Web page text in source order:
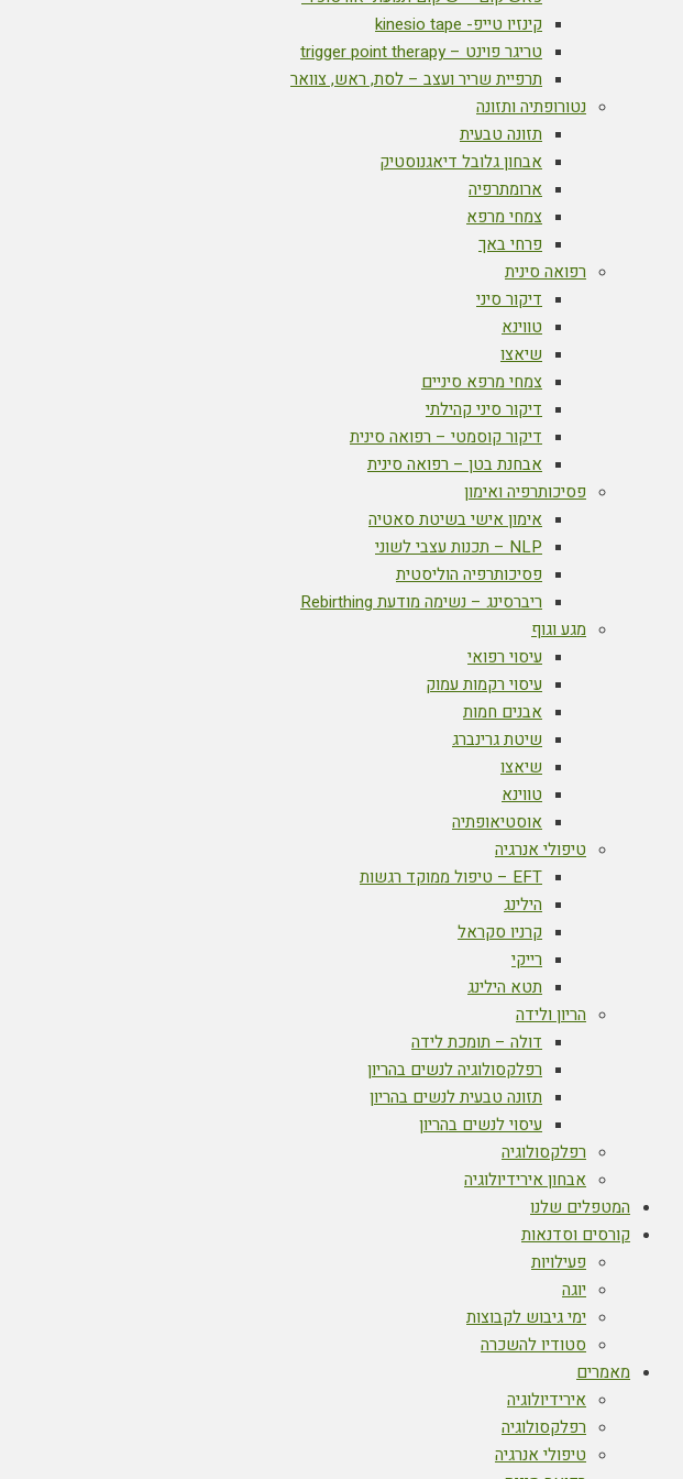
קינזיו טייפ- kinesio tape
טריגר פוינט – trigger point therapy
תרפיית שריר ועצב – לסת, ראש, צוואר
נטורופתיה ותזונה
תזונה טבעית
אבחון גלובל דיאגנוסטיק
ארומתרפיה
צמחי מרפא
פרחי באך
רפואה סינית
דיקור סיני
טווינא
שיאצו
צמחי מרפא סיניים
דיקור סיני קהילתי
דיקור קוסמטי – רפואה סינית
אבחנת בטן – רפואה סינית
פסיכותרפיה ואימון
אימון אישי בשיטת סאטיה
NLP – תכנות עצבי לשוני
פסיכותרפיה הוליסטית
ריברסינג – נשימה מודעת Rebirthing
מגע וגוף
עיסוי רפואי
עיסוי רקמות עמוק
אבנים חמות
שיטת גרינברג
שיאצו
טווינא
אוסטיאופתיה
טיפולי אנרגיה
EFT – טיפול ממוקד רגשות
הילינג
קרניו סקראל
רייקי
תטא הילינג
הריון ולידה
דולה – תומכת לידה
רפלקסולוגיה לנשים בהריון
תזונה טבעית לנשים בהריון
עיסוי לנשים בהריון
רפלקסולוגיה
אבחון אירידיולוגיה
המטפלים שלנו
קורסים וסדנאות
פעילויות
יוגה
ימי גיבוש לקבוצות
סטודיו להשכרה
מאמרים
אירידיולוגיה
רפלקסולוגיה
טיפולי אנרגיה